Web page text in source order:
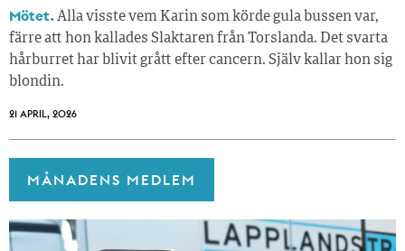
Mötet.Alla visste vem Karin som körde gula bussen var,
färre att hon kallades Slaktaren från Torslanda. Det svarta
hårburret har blivit grått efter cancern. Själv kallar hon sig
blondin.
21 APRIL, 2026
MÅNADENS MEDLEM